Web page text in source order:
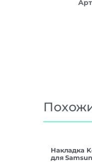
Накладка
для